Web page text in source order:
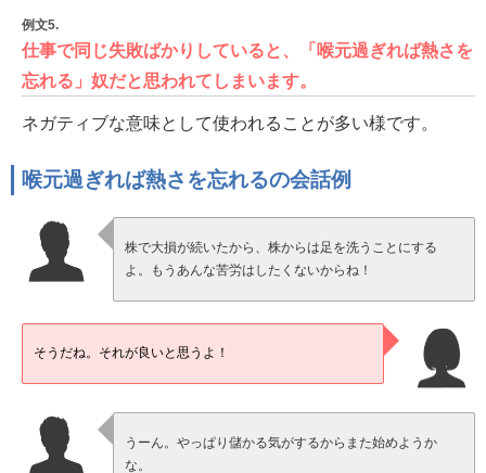
例文5.
仕事で同じ失敗ばかりしていると、「喉元過ぎれば熱さを
忘れる」奴だと思われてしまいます。
ネガティブな意味として使われることが多い様です。
喉元過ぎれば熱さを忘れるの会話例
株で大損が続いたから、株からは足を洗うことにする
よ。もうあんな苦労はしたくないからね！
そうだね。それが良いと思うよ！
うーん。やっぱり儲かる気がするからまた始めようか
な。